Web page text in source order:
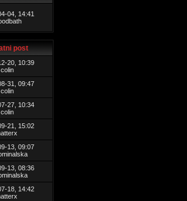
04, 14:41
post
20, 10:39
colin
31, 09:47
colin
27, 10:34
colin
21, 15:02
13, 09:07
13, 08:36
18, 14:42